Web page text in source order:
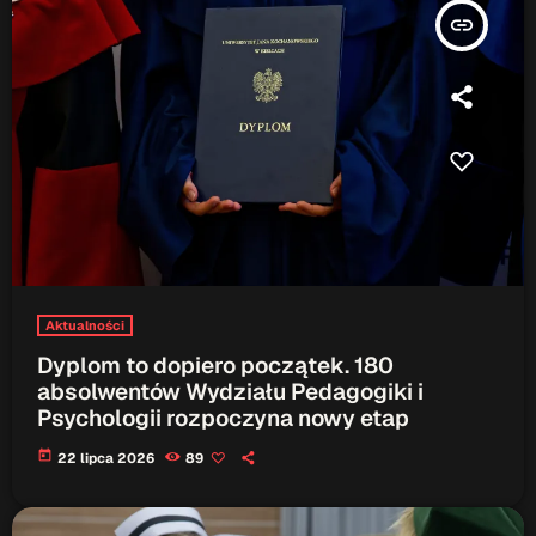
ON AIR
Upcoming shows
Serwis Informacyjny
14:00 - 14:05
Psychologizując
Serwis Informacyjny
18:00 - 18:05
TOP CHART
insert_link
Aktualności
Dyplom to dopiero początek. 180
absolwentów Wydziału Pedagogiki i
Psychologii rozpoczyna nowy etap
today 22 lipca 2026 89